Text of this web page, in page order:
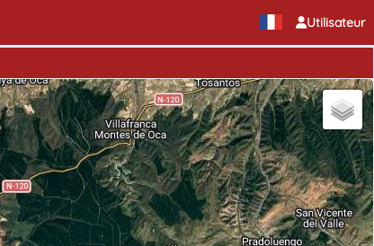
Utilisateur